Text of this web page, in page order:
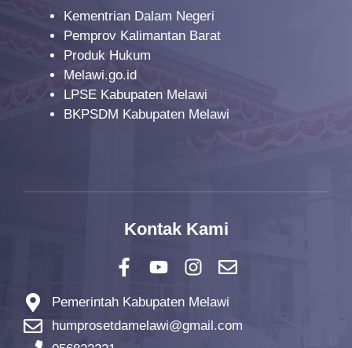
Kementrian Dalam Negeri
Pemprov Kalimantan Barat
Produk Hukum
Melawi.go.id
LPSE Kabupaten Melawi
BKPSDM Kabupaten Melawi
Kontak Kami
Pemerintah Kabupaten Melawi
humprosetdamelawi@gmail.com